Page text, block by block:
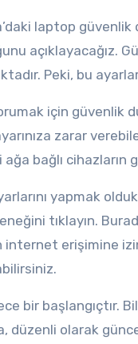
laptop güvenlik
açıklayacağız.
Peki, bu
için güvenlik
zarar
bağlı cihazların
yapmak
tıklayın.
erişimine
bir başlangıçtır.
düzenli olarak